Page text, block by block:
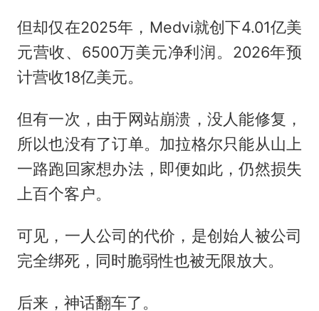
但却仅在2025年，Medvi就创下4.01亿美
元营收、6500万美元净利润。2026年预
计营收18亿美元。
但有一次，由于网站崩溃，没人能修复，
所以也没有了订单。加拉格尔只能从山上
一路跑回家想办法，即便如此，仍然损失
上百个客户。
可见，一人公司的代价，是创始人被公司
完全绑死，同时脆弱性也被无限放大。
后来，神话翻车了。